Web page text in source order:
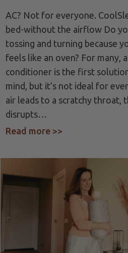
with the KOZ-E mattress
AC? Not for everyone.
bed-without the airflow Do
tossing and turning because
feels like an oven? For many,
conditioner is the first
mind, but it’s not ideal for
air leads to a scratchy throat,
disrupts…
Read more >> about Sleep